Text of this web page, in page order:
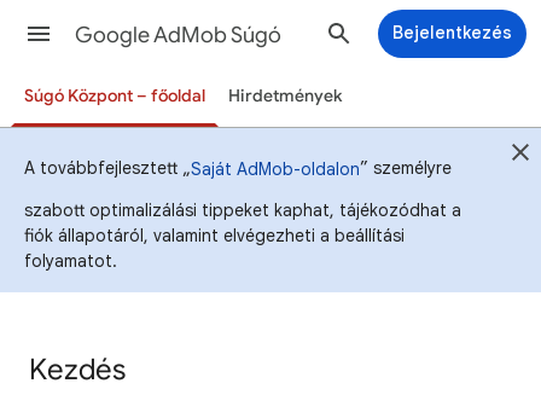
Google AdMob Súgó Bejelentkezés
Súgó Központ – főoldal Hirdetmények
A továbbfejlesztett „Saját AdMob-oldalon” személyre
szabott optimalizálási tippeket kaphat, tájékozódhat a
fiók állapotáról, valamint elvégezheti a beállítási
folyamatot.
Kezdés